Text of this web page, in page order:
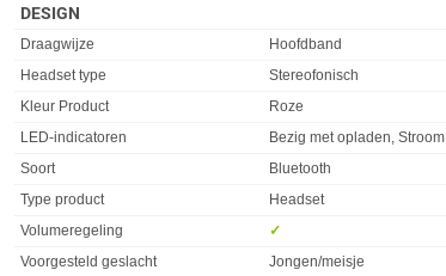
DESIGN
Eigenschap
Draagwijze
Hoofdband
Headset type
Stereofonisch
Kleur Product
Roze
LED-indicatoren
Bezig met opladen, Stroom
Soort
Bluetooth
Type product
Headset
Volumeregeling
✓︎
Voorgesteld geslacht
Jongen/meisje